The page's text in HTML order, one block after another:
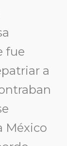
fue
a
México